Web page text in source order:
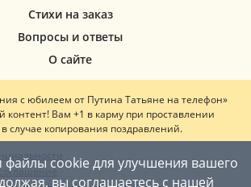
cookie для улучшения вашего
вы соглашаетесь с нашей
Стихи на заказ
Вопросы и ответы
О сайте
с юбилеем от Путина Татьяне на телефон»
контент! Вам +1 в карму при проставлении
случае копирования поздравлений.